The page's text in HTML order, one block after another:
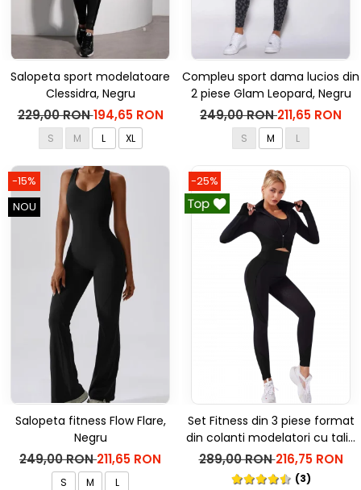
Salopeta sport modelatoare
Clessidra, Negru
229,00 RON194,65 RON
S M L XL
Compleu sport dama lucios din
2 piese Glam Leopard, Negru
249,00 RON211,65 RON
S M L
-15%
NOU
Salopeta fitness Flow Flare,
Negru
249,00 RON211,65 RON
S M L
-25%
Set Fitness din 3 piese format
din colanti modelatori cu talie
inalta, top si hanorac Ellite,
Negru
289,00 RON216,75 RON
(3)